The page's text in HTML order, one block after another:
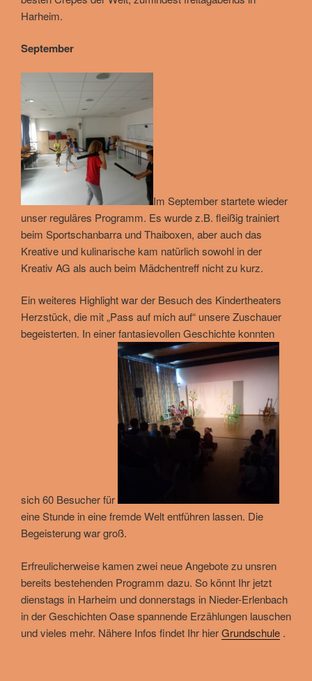
Harheim.
September
Im September startete wieder
unser reguläres Programm. Es wurde z.B. fleißig trainiert
beim Sportschanbarra und Thaiboxen, aber auch das
Kreative und kulinarische kam natürlich sowohl in der
Kreativ AG als auch beim Mädchentreff nicht zu kurz.
Ein weiteres Highlight war der Besuch des Kindertheaters
Herzstück, die mit „Pass auf mich auf“ unsere Zuschauer
begeisterten. In einer fantasievollen Geschichte konnten
sich 60 Besucher für
eine Stunde in eine fremde Welt entführen lassen. Die
Begeisterung war groß.
Erfreulicherweise kamen zwei neue Angebote zu unsren
bereits bestehenden Programm dazu. So könnt Ihr jetzt
dienstags in Harheim und donnerstags in Nieder-Erlenbach
in der Geschichten Oase spannende Erzählungen lauschen
und vieles mehr. Nähere Infos findet Ihr hierGrundschule .